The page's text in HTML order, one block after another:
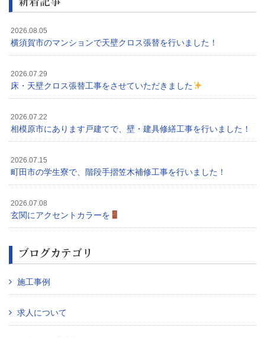
2026.08.05
横須賀市のマンションで天壁クロス張替を行いました！
2026.07.29
床・天壁クロス張替工事をさせていただきました
2026.07.22
相模原市にあります戸建てで、壁・建具修繕工事を行いました！
2026.07.15
町田市の学生寮で、階段手摺笠木補修工事を行いました！
2026.07.08
玄関にアクセントカラーを
ブログカテゴリ
施工事例
求人について